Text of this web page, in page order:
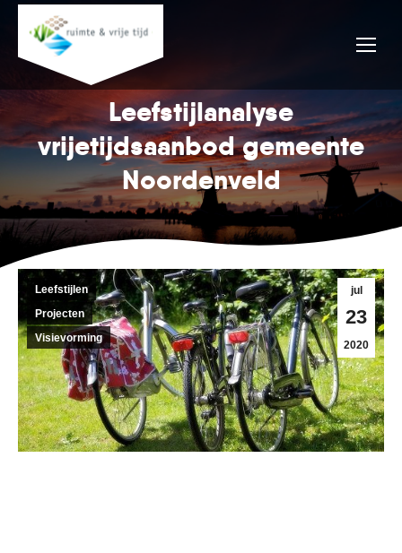
Leefstijlanalyse
vrijetijdsaanbod gemeente
Noordenveld
jul
23
2020
Leefstijlen
Projecten
Visievorming